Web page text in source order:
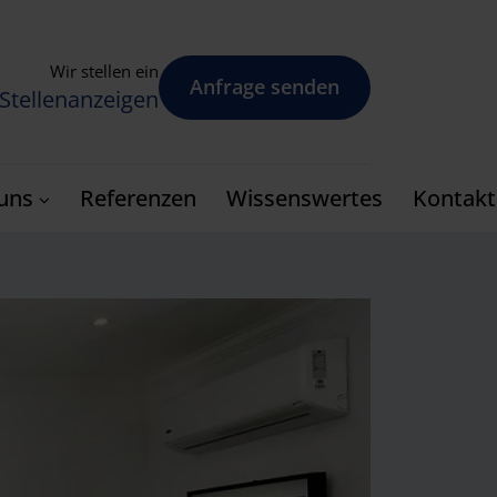
Wir stellen ein
Anfrage senden
Referenzen Wissenswertes Kontakt